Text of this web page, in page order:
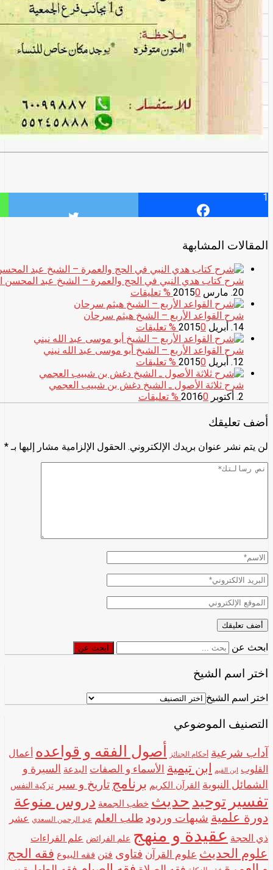
1
المقالات المشابهة
شرح كتاب هدي النبي في الحج والعمرة – الشيخ عبد المحسن
20. مارس 2015
0
% تعليقات
شرح القواعد الأربع – الشيخ هيثم سرحان
14. أبريل 2015
0
% تعليقات
شرح القواعد الأربع – الشيخ أبو موسى عبد الله نيني
12. أبريل 2015
0
% تعليقات
شرح ثلاثة الأصول ـ الشيخ دغش بن شبيب العجمي
2. أكتوبر 2016
0 % تعليقات
أضف تعليقك
لن يتم نشر عنوان بريدك الإلكتروني. الحقول الإلزامية مشار إليها بـ *
ابحث عن ابحث عن
اختر اسم الشيخ
اختر اسم الشيخ
التصنيف الموضوعي
آداب شرعية أحكام الجنائز أصول الفقه و قواعده أعمال
القلوب ابن القيم ابن تيمية الأسماء و الصفات البدعة السيرة و
الشمائل النبوية القرآن الكريم برنامج تاريخ و سير تزكية النفس
تفسير توحيد حديث خطب الجمعة دروس منوعة
دورة علمية شبهات وردود طلب العلم عبد الرحمن السعدي عشر
ذي الحجة عقيدة و منهج علم الفرائض علم القراءات
علوم الحديث علوم القرآن فتاوى فتن فقه البيوع فقه الحج